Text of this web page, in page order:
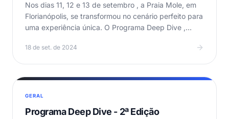
Nos dias 11, 12 e 13 de setembro , a Praia Mole, em
Florianópolis, se transformou no cenário perfeito para
uma experiência única. O Programa Deep Dive ,…
18 de set. de 2024
GERAL
Programa Deep Dive - 2ª Edição